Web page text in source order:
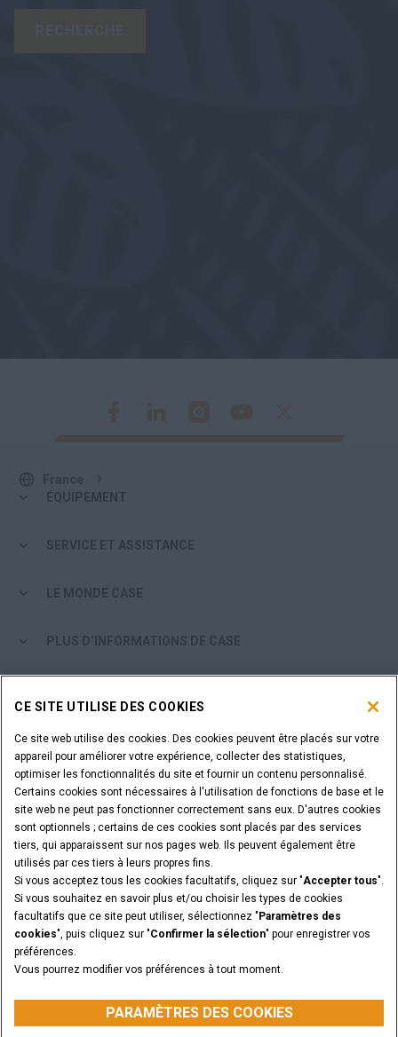
ÉQUIPEMENT
SERVICE ET ASSISTANCE
LE MONDE CASE
PLUS D’INFORMATIONS DE CASE
ÊTES-VOUS UN CONCESSIONNAIRE ?
IDENTIFIANT DU CONCESSIONNAIRE
VOUS SOUHAITEZ DEVENIR CONCESSIONNAIRE ?
SOUMETTEZ VOTRE DEMANDE
Informations légales
Avis de confidentialité
Paramètres des cookies
Capital are registered trademarks of CNH Industrial America LLC.
CE SITE UTILISE DES COOKIES
Ce site web utilise des cookies. Des cookies peuvent être placés sur votre
appareil pour améliorer votre expérience, collecter des statistiques,
optimiser les fonctionnalités du site et fournir un contenu personnalisé.
Certains cookies sont nécessaires à l'utilisation de fonctions de base et le
site web ne peut pas fonctionner correctement sans eux. D'autres cookies
sont optionnels ; certains de ces cookies sont placés par des services
tiers, qui apparaissent sur nos pages web. Ils peuvent également être
utilisés par ces tiers à leurs propres fins.
Si vous acceptez tous les cookies facultatifs, cliquez sur "Accepter tous".
Si vous souhaitez en savoir plus et/ou choisir les types de cookies
facultatifs que ce site peut utiliser, sélectionnez " Paramètres des
cookies", puis cliquez sur "Confirmer la sélection" pour enregistrer vos
préférences.
Vous pourrez modifier vos préférences à tout moment.
PARAMÈTRES DES COOKIES